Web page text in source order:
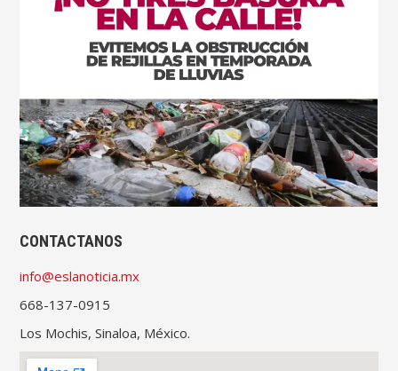
CONTACTANOS
info@eslanoticia.mx
668-137-0915
Los Mochis, Sinaloa, México.